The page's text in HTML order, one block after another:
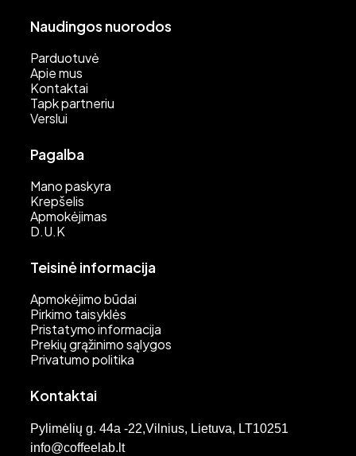
Naudingos nuorodos
Parduotuvė
Apie mus
Kontaktai
Tapk partneriu
Verslui
Pagalba
Mano paskyra
Krepšelis
Apmokėjimas
D.U.K
Teisinė informacija
Apmokėjimo būdai
Pirkimo taisyklės
Pristatymo informacija
Prekių grąžinimo sąlygos
Privatumo politika
Kontaktai
Pylimėlių g. 44a -22,Vilnius, Lietuva, LT10251
info@coffeelab.lt